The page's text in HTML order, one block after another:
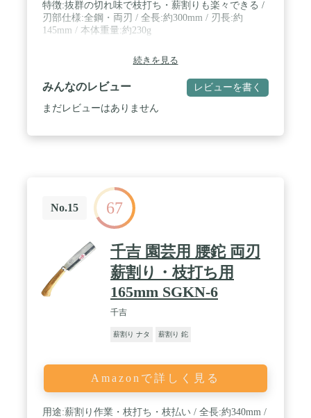
特徴:抜群の切れ味で枝打ち・薪割りも楽々できる /
刃部仕様:全鋼・両刃 / 全長:約300mm / 刃長:約
145mm / 本体重量:約230g
続きを見る
みんなのレビュー レビューを書く
まだレビューはありません
No.15 67
千吉 園芸用 腰鉈 両刃
薪割り・枝打ち用
165mm SGKN-6
千吉
薪割り ナタ 薪割り 鉈
Amazonで詳しく見る
用途:薪割り作業・枝打ち・枝払い / 全長:約340mm /